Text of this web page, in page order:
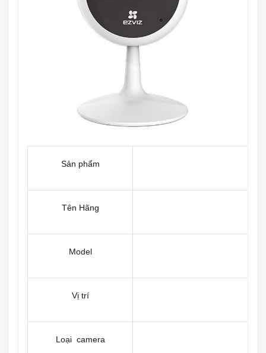
Sản phẩm
Tên Hãng
Model
Vị trí
Loại camera